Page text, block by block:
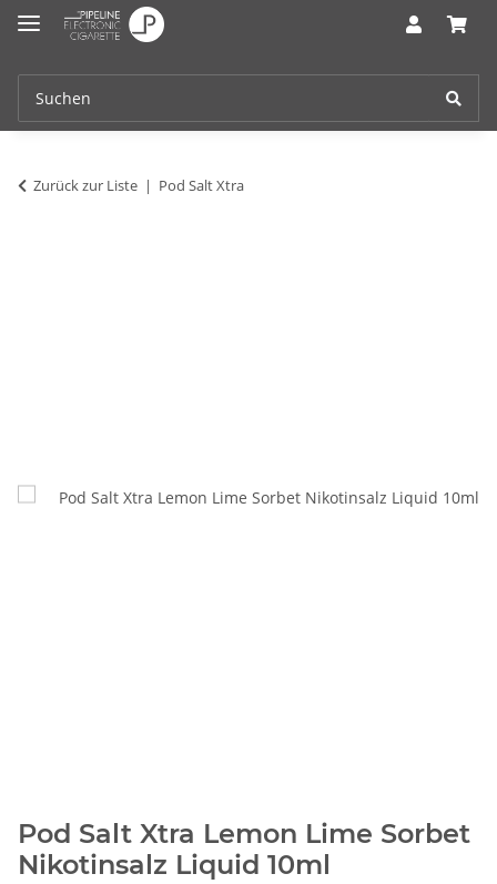
Zurück zur Liste Pod Salt Xtra
Pod Salt Xtra Lemon Lime Sorbet
Nikotinsalz Liquid 10ml